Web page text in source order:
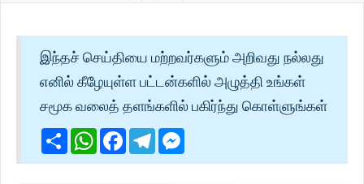
இந்தச் செய்தியை மற்றவர்களும் அறிவது நல்லது
எனில் கீழேயுள்ள பட்டன்களில் அழுத்தி உங்கள்
சமூக வலைத் தளங்களில் பகிர்ந்து கொள்ளுங்கள்
ShareWhatsApp
Facebook
Telegram